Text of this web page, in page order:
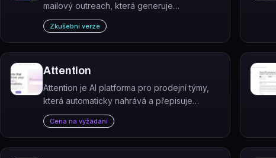
mailový outreach, která generuje
personalizované prodejní kampaně a
identifikuje nejlepší leady pomocí analýzy
prodejních dat.
Zkušební verze
Attention
Attention je AI platforma pro prodejní týmy,
která automaticky nahrává a přepisuje
obchodní hovory, vyplňuje CRM a generuje
follow-up e-maily.
Cena na vyžádání